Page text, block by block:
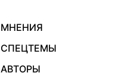
МНЕНИЯ
СПЕЦТЕМЫ
АВТОРЫ